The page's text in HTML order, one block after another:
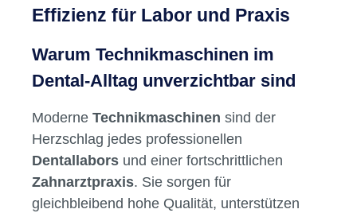
Effizienz für Labor und Praxis
Warum Technikmaschinen im
Dental-Alltag unverzichtbar sind
Moderne Technikmaschinen sind der
Herzschlag jedes professionellen
Dentallabors und einer fortschrittlichen
Zahnarztpraxis. Sie sorgen für
gleichbleibend hohe Qualität, unterstützen